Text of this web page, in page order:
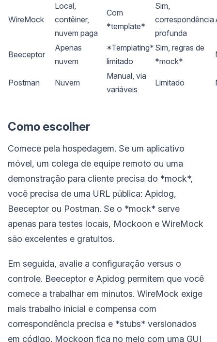
WireMock
Local,
contêiner,
nuvem paga
Com
*template*
Sim,
correspondência
profunda
Beeceptor
Apenas
nuvem
*Templating*
limitado
Sim, regras de
*mock*
Postman Nuvem
Manual, via
variáveis
Limitado
Como escolher
Comece pela hospedagem. Se um aplicativo
móvel, um colega de equipe remoto ou uma
demonstração para cliente precisa do *mock*,
você precisa de uma URL pública: Apidog,
Beeceptor ou Postman. Se o *mock* serve
apenas para testes locais, Mockoon e WireMock
são excelentes e gratuitos.
Em seguida, avalie a configuração versus o
controle. Beeceptor e Apidog permitem que você
comece a trabalhar em minutos. WireMock exige
mais trabalho inicial e compensa com
correspondência precisa e *stubs* versionados
em código. Mockoon fica no meio com uma GUI